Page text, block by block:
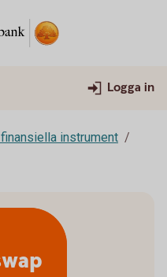
Logga in
instrument